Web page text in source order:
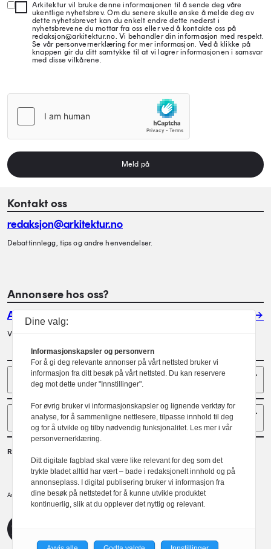
Arkitektur vil bruke denne informasjonen til å sende deg våre
ukentlige nyhetsbrev. Om du senere skulle ønske å melde deg av
dette nyhetsbrevet kan du enkelt endre dette nederst i
nyhetsbrevene du mottar fra oss eller ved å kontakte oss på
redaksjon@arkitektur.no. Vi behandler din informasjon med respekt.
Se vår personvernerklæring for mer informasjon. Ved å klikke på
knappen gir du ditt samtykke til at vi lagrer informasjonen i samsvar
med disse vilkårene.
Meld på
Kontakt oss
redaksjon@arkitektur.no
Debattinnlegg, tips og andre henvendelser.
Annonsere hos oss?
Annonser
Vil du annonsere i Arkitektur? Les mer her.
Sider
Følg oss
Redaktør
Gaute Brochmann
Arkitektur er et tidsskrift utgitt avNorske arkitekters landsforbund.
NAL
Dine valg:
Informasjonskapsler og personvern
For å gi deg relevante annonser på vårt nettsted bruker vi
informasjon fra ditt besøk på vårt nettsted. Du kan reservere
deg mot dette under "Innstillinger".
For øvrig bruker vi informasjonskapsler og lignende verktøy for
analyse, for å sammenligne nettlesere, tilpasse innhold til deg
og for å utvikle og tilby nødvendig funksjonalitet. Les mer i vår
personvernerklæring.
Ditt digitale fagblad skal være like relevant for deg som det
trykte bladet alltid har vært – bade i redaksjonelt innhold og på
annonseplass. I digital publisering bruker vi informasjon fra
dine besøk på nettstedet for å kunne utvikle produktet
kontinuerlig, slik at du opplever det nyttig og relevant.